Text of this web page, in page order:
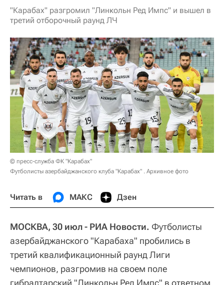
"Карабах" разгромил "Линкольн Ред Импс" и вышел в
третий отборочный раунд ЛЧ
© пресс-служба ФК "Карабах"
Футболисты азербайджанского клуба "Карабах" . Архивное фото
Читать в МАКС Дзен
МОСКВА, 30 июл - РИА Новости. Футболисты
азербайджанского "Карабаха" пробились в
третий квалификационный раунд Лиги
чемпионов, разгромив на своем поле
гибралтарский "Линкольн Ред Импс" в ответном